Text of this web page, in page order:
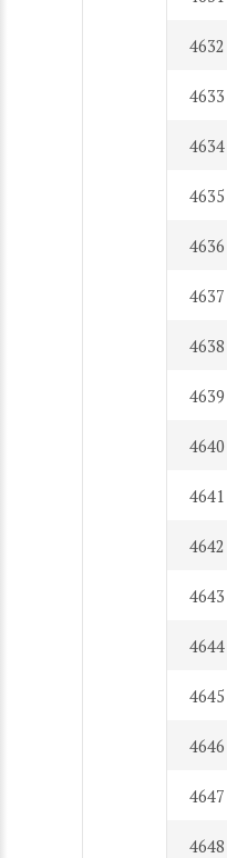
4632
4633
4634
4635
4636
4637
4638
4639
4640
4641
4642
4643
4644
4645
4646
4647
4648